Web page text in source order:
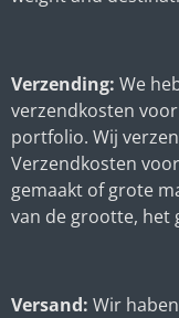
Verzending: We
verzendkosten
portfolio. Wij
Verzendkosten
gemaakt of grote
van de grootte, het
Versand: Wir